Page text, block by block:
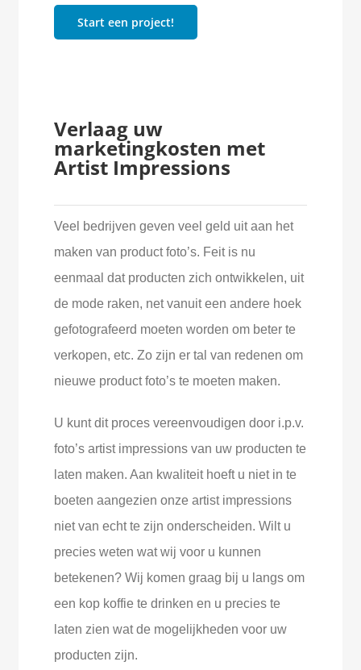
Start een project!
Verlaag uw
marketingkosten met
Artist Impressions
Veel bedrijven geven veel geld uit aan het
maken van product foto’s. Feit is nu
eenmaal dat producten zich ontwikkelen, uit
de mode raken, net vanuit een andere hoek
gefotografeerd moeten worden om beter te
verkopen, etc. Zo zijn er tal van redenen om
nieuwe product foto’s te moeten maken.
U kunt dit proces vereenvoudigen door i.p.v.
foto’s artist impressions van uw producten te
laten maken. Aan kwaliteit hoeft u niet in te
boeten aangezien onze artist impressions
niet van echt te zijn onderscheiden. Wilt u
precies weten wat wij voor u kunnen
betekenen? Wij komen graag bij u langs om
een kop koffie te drinken en u precies te
laten zien wat de mogelijkheden voor uw
producten zijn.